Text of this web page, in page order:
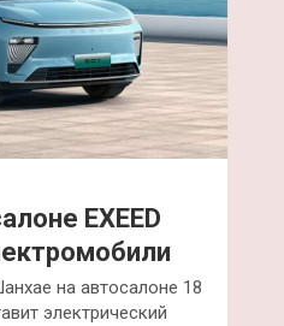
EXEED
на автосалоне 18
электрический